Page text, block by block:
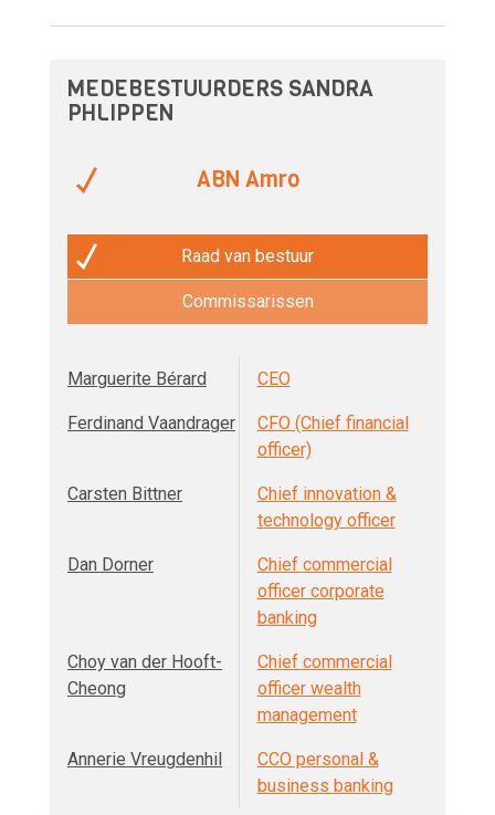
MEDEBESTUURDERS SANDRA
PHLIPPEN
ABN Amro
Raad van bestuur
Commissarissen
Marguerite Bérard CEO
Ferdinand Vaandrager
CFO (Chief financial
officer)
Carsten Bittner
Chief innovation &
technology officer
Dan Dorner
Chief commercial
officer corporate
banking
Choy van der Hooft-
Cheong
Chief commercial
officer wealth
management
Annerie Vreugdenhil
CCO personal &
business banking